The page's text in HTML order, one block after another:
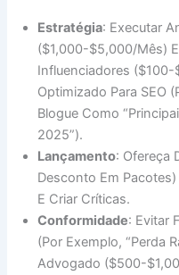
Estratégia: Executar
($1,000-$5,000/mês)
Influenciadores
Optimizado Para SEO
Blogue Como
2025”).
Lançamento: Ofereça
Desconto Em
E Criar Críticas.
Conformidade: Evitar
(por Exemplo, “perda
Advogado ($500-